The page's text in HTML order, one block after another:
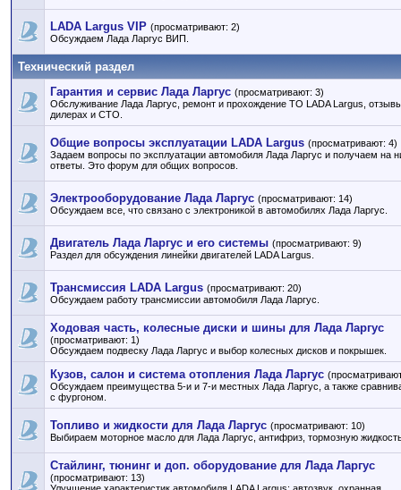
LADA Largus VIP (просматривают: 2)
Обсуждаем Лада Ларгус ВИП.
Технический раздел
Гарантия и сервис Лада Ларгус (просматривают: 3)
Обслуживание Лада Ларгус, ремонт и прохождение ТО LADA Largus,
дилерах и СТО.
Общие вопросы эксплуатации LADA Largus (просматривают: 4)
Задаем вопросы по эксплуатации автомобиля Лада Ларгус и получаем на
ответы. Это форум для общих вопросов.
Электрооборудование Лада Ларгус (просматривают: 14)
Обсуждаем все, что связано с электроникой в автомобилях Лада Ларгус.
Двигатель Лада Ларгус и его системы (просматривают: 9)
Раздел для обсуждения линейки двигателей LADA Largus.
Трансмиссия LADA Largus (просматривают: 20)
Обсуждаем работу трансмиссии автомобиля Лада Ларгус.
Ходовая часть, колесные диски и шины для Лада Ларгус
(просматривают: 1)
Обсуждаем подвеску Лада Ларгус и выбор колесных дисков и покрышек.
Кузов, салон и система отопления Лада Ларгус
Обсуждаем преимущества 5-и и 7-и местных Лада Ларгус, а также
с фургоном.
Топливо и жидкости для Лада Ларгус (просматривают: 10)
Выбираем моторное масло для Лада Ларгус, антифриз, тормозную
Стайлинг, тюнинг и доп. оборудование для Лада Ларгус
(просматривают: 13)